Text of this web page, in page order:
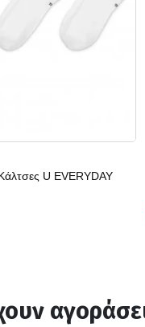
U EVERYDAY